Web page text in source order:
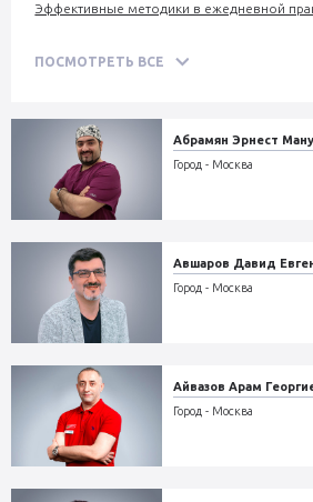
Абрамян Эрнест
Город - Москва
Авшаров Давид
Город - Москва
Айвазов Арам
Город - Москва
Эффективные методики в ежедневной
ПОСМОТРЕТЬ ВСЕ